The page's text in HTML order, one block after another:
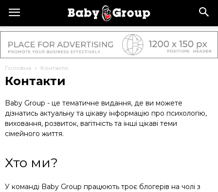
Головна Контакти
Контакти
Baby Group - це тематичне видання, де ви можете
дізнатись актуальну та цікаву інформацію про психологію,
виховання, розвиток, вагітність та інші цікаві теми
сімейного життя.
Хто ми?
У команді Baby Group працюють троє блогерів на чолі з